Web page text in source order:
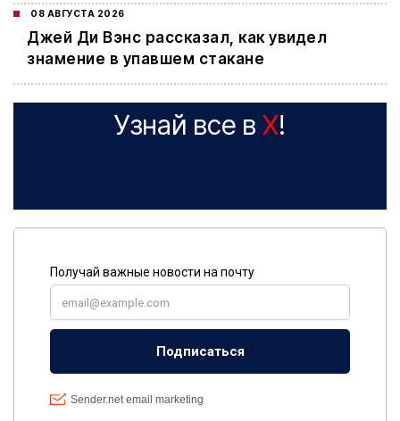
08 АВГУСТА 2026
Джей Ди Вэнс рассказал, как увидел
знамение в упавшем стакане
Узнай все в X!